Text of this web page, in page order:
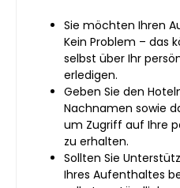
Sie möchten Ihren
Kein Problem – das
selbst über Ihr
erledigen.
Geben Sie den
Nachnamen sowie
um Zugriff auf Ihre
zu erhalten.
Sollten Sie
Ihres Aufenthaltes